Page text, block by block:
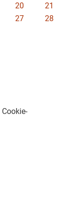
20
21
27
28
Cookie-